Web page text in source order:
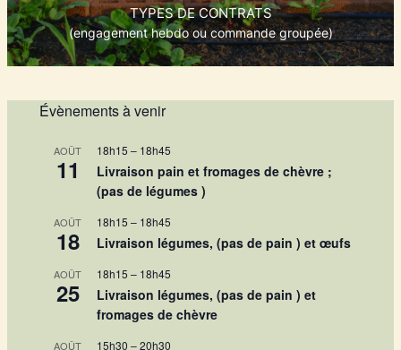
TYPES DE CONTRATS
(engagement hebdo ou commande groupée)
Évènements à venir
AOÛT
11
18h15 – 18h45
Livraison pain et fromages de chèvre ;
(pas de légumes )
AOÛT
18
18h15 – 18h45
Livraison légumes, (pas de pain ) et œufs
AOÛT
25
18h15 – 18h45
Livraison légumes, (pas de pain ) et
fromages de chèvre
AOÛT 15h30 –20h30